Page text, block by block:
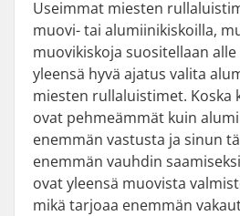
Useimmat miesten
muovi- tai alumiinikiskoilla,
muovikiskoja suositellaan
yleensä hyvä ajatus valita
miesten rullaluistimet. Koska
ovat pehmeämmät kuin
enemmän vastusta ja sinun
enemmän vauhdin
ovat yleensä muovista
mikä tarjoaa enemmän